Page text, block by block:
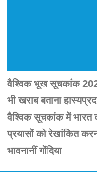
वैश्विक भूख सूचकांक
भी खराब बताना
वैश्विक सूचकांक में भारत
प्रयासों को रेखांकित
भावनानीं गोंदिया